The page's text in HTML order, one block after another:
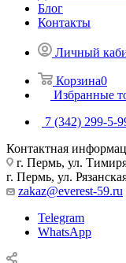
Блог
Контакты
Личный
Корзина0
Избранные
7 (342) 299-5-
Контактная
г. Пермь, ул.
г. Пермь, ул.
zakaz@everest-59.ru
Telegram
WhatsApp